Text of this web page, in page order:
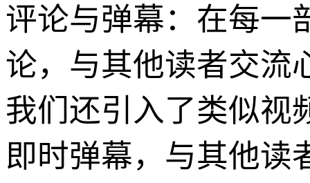
评论与弹幕：在每一
论，与其他读者交流
我们还引入了类似视
即时弹幕，与其他读